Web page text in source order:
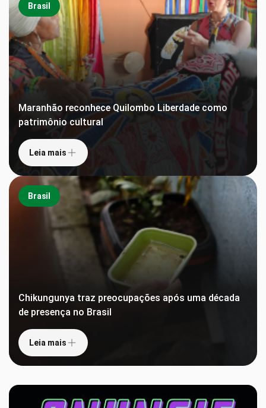
Brasil
Maranhão reconhece Quilombo Liberdade como
patrimônio cultural
Leia mais
Brasil
Chikungunya traz preocupações após uma década
de presença no Brasil
Leia mais